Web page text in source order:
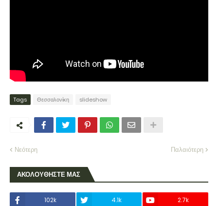
Tags Θεσσαλονίκη slideshow
Νεότερη Παλαιότερη
ΑΚΟΛΟΥΘΗΣΤΕ ΜΑΣ
102k 4.1k
2.7k